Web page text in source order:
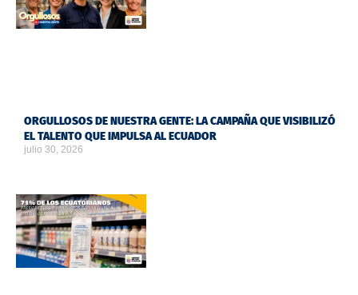
ORGULLOSOS DE NUESTRA GENTE: LA CAMPAÑA QUE VISIBILIZÓ
EL TALENTO QUE IMPULSA AL ECUADOR
julio 30, 2026